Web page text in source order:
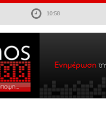
10:58